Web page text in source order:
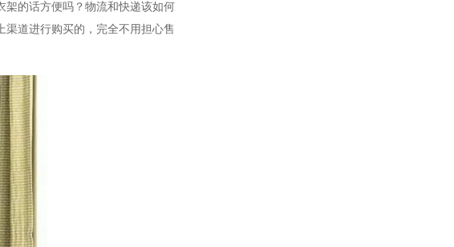
架的话方便吗？物流和快递该如何
道进行购买的，完全不用担心售